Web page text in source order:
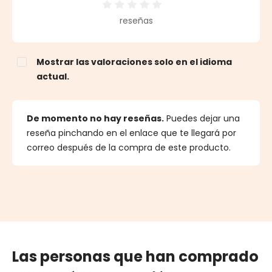
Calificación promedio de 0 de 5 estrellas
reseñas
Mostrar las valoraciones solo en el idioma
actual.
De momento no hay reseñas. Puedes dejar una
reseña pinchando en el enlace que te llegará por
correo después de la compra de este producto.
Las personas que han comprado